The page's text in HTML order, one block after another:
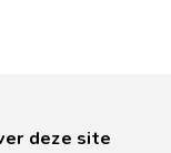
deze site